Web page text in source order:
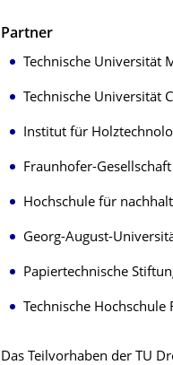
Partner
Technische Universität
Technische Universität
Institut für
Fraunhofer-
Hochschule für
Georg-August-
Papiertechnische
Technische Hochschule
Das Teilvorhaben der TU